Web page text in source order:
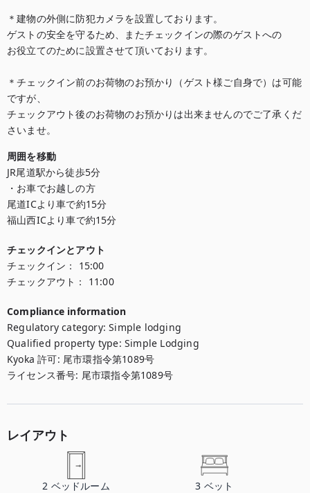
＊建物の外側に防犯カメラを設置しております。
ゲストの安全を守るため、またチェックインの際のゲストへの
お役立てのために設置させて頂いております。
＊チェックイン前のお荷物のお預かり（ゲスト様ご自身で）は可能
ですが、
チェックアウト後のお荷物のお預かりは出来ませんのでご了承くだ
さいませ。
周囲を移動
JR尾道駅から徒歩5分
・お車でお越しの方
尾道ICより車で約15分
福山西ICより車で約15分
チェックインとアウト
チェックイン：
15:00
チェックアウト：
11:00
Compliance information
Regulatory category:Simple lodging
Qualified property type:Simple Lodging
Kyoka 許可: 尾市環指令第1089号
ライセンス番号: 尾市環指令第1089号
レイアウト
2 ベッドルーム 3 ベット